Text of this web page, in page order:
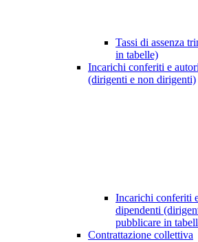
Tassi di assenza
in tabelle)
Incarichi conferiti e
(dirigenti e non dirigenti)
Incarichi conferiti
dipendenti
pubblicare in
Contrattazione collettiva